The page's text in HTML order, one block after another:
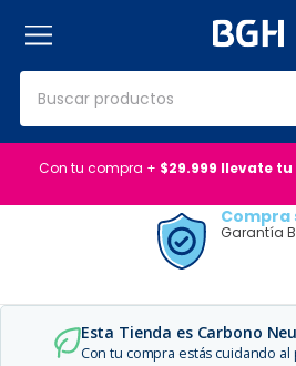
Buscar productos
Términos Más Buscados
tv
Con tu compra + $29.999 llevate
Compra
Garantía
Esta Tienda es Carbono
Con tu compra estás cuidando al